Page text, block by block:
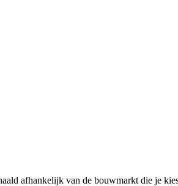
afhankelijk van de bouwmarkt die je